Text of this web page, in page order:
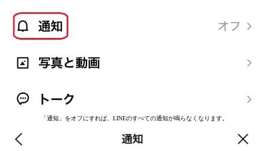
「通知」をオフにすれば、LINEのすべての通知が鳴らなくなります。